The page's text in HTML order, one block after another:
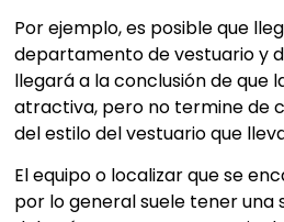
Por ejemplo, es posible que
departamento de vestuario y
llegará a la conclusión de que
atractiva, pero no termine de
del estilo del vestuario que
El equipo o localizar que se
por lo general suele tener una